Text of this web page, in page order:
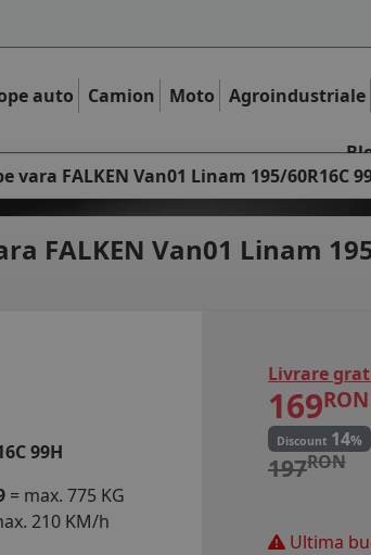
auto Camion Moto Agroindustriale
vara FALKEN Van01 Linam 195/60R16C
FALKEN Van01 Linam
99H
= max. 775 KG
210 KM/h
Livrare
169RON
Discount 14%
197RON
Ultima